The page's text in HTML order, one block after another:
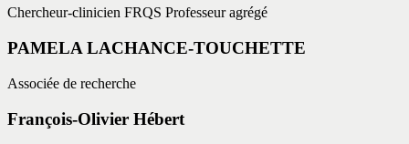
Chercheur-clinicien FRQS Professeur agrégé
PAMELA LACHANCE-TOUCHETTE
Associée de recherche
François-Olivier Hébert